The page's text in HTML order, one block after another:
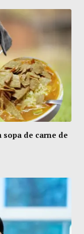
de carne de